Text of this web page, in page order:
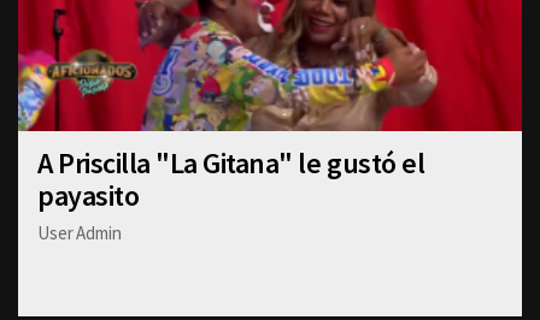
A Priscilla "La Gitana" le gustó el
payasito
User Admin